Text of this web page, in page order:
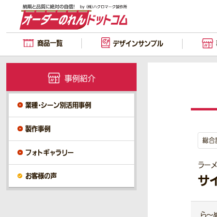
商品一覧 デザインサンプル
総合
ラー
サ
事例紹介
業種・シーン別活用事例
製作事例
フォトギャラリー
お客様の声